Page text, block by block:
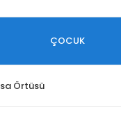
ÇOCUK
Örtüsü